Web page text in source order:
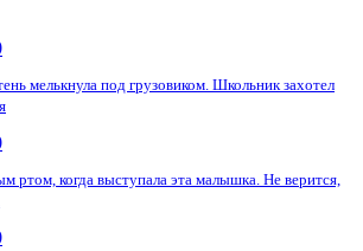
мелькнула под грузовиком. Школьник захотел
ртом, когда выступала эта малышка. Не верится,